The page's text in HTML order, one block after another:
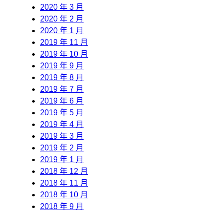
2020 年 3 月
2020 年 2 月
2020 年 1 月
2019 年 11 月
2019 年 10 月
2019 年 9 月
2019 年 8 月
2019 年 7 月
2019 年 6 月
2019 年 5 月
2019 年 4 月
2019 年 3 月
2019 年 2 月
2019 年 1 月
2018 年 12 月
2018 年 11 月
2018 年 10 月
2018 年 9 月